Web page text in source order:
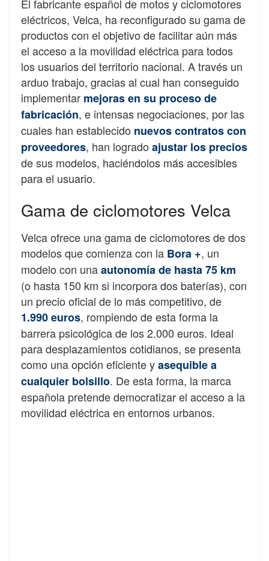
El fabricante español de motos y ciclomotores
eléctricos, Velca, ha reconfigurado su gama de
productos con el objetivo de facilitar aún más
el acceso a la movilidad eléctrica para todos
los usuarios del territorio nacional. A través un
arduo trabajo, gracias al cual han conseguido
implementar mejoras en su proceso de
fabricación, e intensas negociaciones, por las
cuales han establecido nuevos contratos con
proveedores, han logrado ajustar los precios
de sus modelos, haciéndolos más accesibles
para el usuario.
Gama de ciclomotores Velca
Velca ofrece una gama de ciclomotores de dos
modelos que comienza con la Bora +, un
modelo con unaautonomía de hasta 75 km
(o hasta 150 km si incorpora dos baterías), con
un precio oficial de lo más competitivo, de
1.990 euros, rompiendo de esta forma la
barrera psicológica de los 2.000 euros. Ideal
para desplazamientos cotidianos, se presenta
como una opción eficiente yasequible a
cualquier bolsillo. De esta forma, la marca
española pretende democratizar el acceso a la
movilidad eléctrica en entornos urbanos.